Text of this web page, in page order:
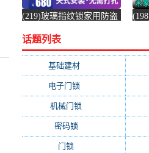
(219)玻璃指纹锁家用防盗
门锁防盗锁-指纹锁(顶谷
家居专营店仅售680元)
汇
话题列表
基础建材(206)
电子门锁
机械门锁
密码锁
门锁